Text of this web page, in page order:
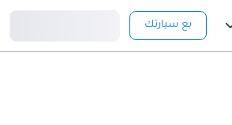
بع سيارتك